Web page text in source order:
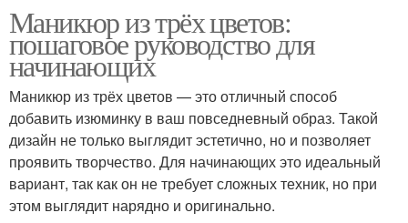
Маникюр из трёх цветов:
пошаговое руководство для
начинающих
Маникюр из трёх цветов — это отличный способ
добавить изюминку в ваш повседневный образ. Такой
дизайн не только выглядит эстетично, но и позволяет
проявить творчество. Для начинающих это идеальный
вариант, так как он не требует сложных техник, но при
этом выглядит нарядно и оригинально.